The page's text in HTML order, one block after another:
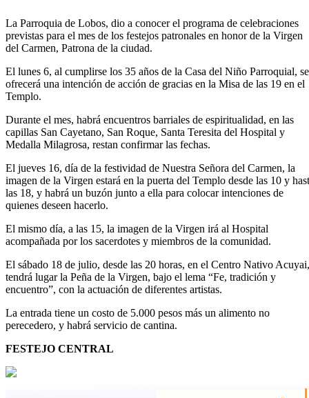
La Parroquia de Lobos, dio a conocer el programa de celebraciones
previstas para el mes de los festejos patronales en honor de la Virgen
del Carmen, Patrona de la ciudad.
El lunes 6, al cumplirse los 35 años de la Casa del Niño Parroquial, se
ofrecerá una intención de acción de gracias en la Misa de las 19 en el
Templo.
Durante el mes, habrá encuentros barriales de espiritualidad, en las
capillas San Cayetano, San Roque, Santa Teresita del Hospital y
Medalla Milagrosa, restan confirmar las fechas.
El jueves 16, día de la festividad de Nuestra Señora del Carmen, la
imagen de la Virgen estará en la puerta del Templo desde las 10 y
las 18, y habrá un buzón junto a ella para colocar intenciones de
quienes deseen hacerlo.
El mismo día, a las 15, la imagen de la Virgen irá al Hospital
acompañada por los sacerdotes y miembros de la comunidad.
El sábado 18 de julio, desde las 20 horas, en el Centro Nativo Acuyai,
tendrá lugar la Peña de la Virgen, bajo el lema “Fe, tradición y
encuentro”, con la actuación de diferentes artistas.
La entrada tiene un costo de 5.000 pesos más un alimento no
perecedero, y habrá servicio de cantina.
FESTEJO CENTRAL